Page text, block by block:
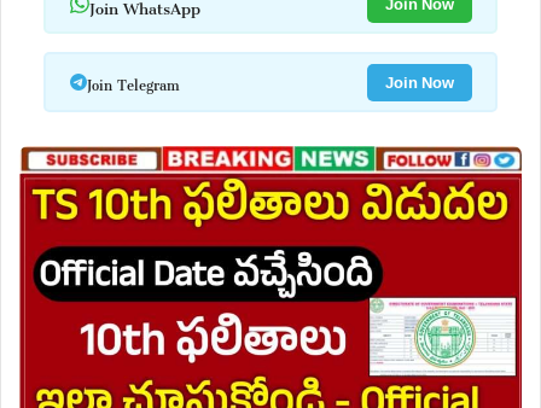
Join Telegram Join Now